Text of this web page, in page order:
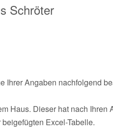
Schröter
Ihrer Angaben nachfolgend
Haus. Dieser hat nach Ihren
Excel-Tabelle.